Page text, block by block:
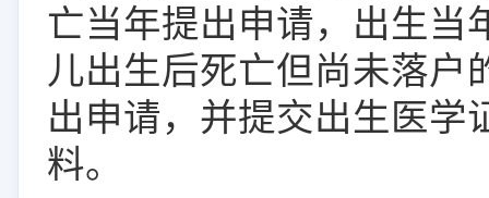
亡当年提出申请，出生当
儿出生后死亡但尚未落户
出申请，并提交出生医学
料。